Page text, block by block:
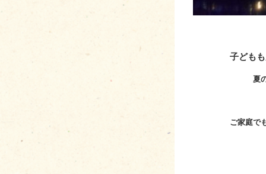
子ども
夏
ご家庭で